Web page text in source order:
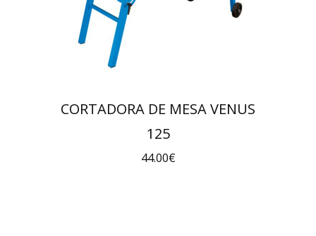
CORTADORA DE MESA VENUS
125
44.00€